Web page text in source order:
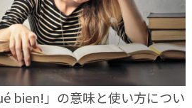
bien!」の意味と使い方につい